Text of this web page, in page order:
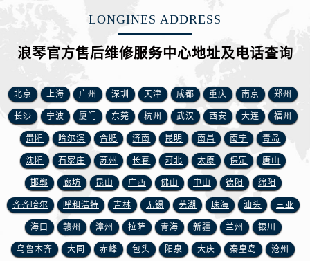
江西省九江市浔阳区浔阳路浪琴售后服务中心（需提前预约）
江西省萍乡市安源区萍安北大道与康庄路交叉口浪琴售后服务中心（需提前预约）
江西省上饶市信州区滨江西路浪琴售后服务中心（需提前预约）
江西省新余市渝水区北湖西路浪琴售后服务中心（需提前预约）
江西省宜春市袁州区中山中路浪琴售后服务中心（需提前预约）
江西省鹰潭市月湖区胜利东路浪琴售后服务中心（需提前预约）
山东省德州市德城区东风中路浪琴售后服务中心（需提前预约）
山东省东营市东营区济南路浪琴售后服务中心（需提前预约）
山东省济南市历下区经十路11111号华润中心写字楼（万象城）15层1508室浪琴售后服务中心（需提前预约）
山东省济宁市任城区太白楼路浪琴售后服务中心（需提前预约）
LONGINES ADDRESS
浪琴官方售后维修服务中心地址及电话查询
北京 上海 广州 深圳 天津 成都 重庆 南京 郑州
长沙 宁波 厦门 东莞 杭州 武汉 西安 大连 福州
贵阳 哈尔滨 合肥 济南 昆明 南昌 南宁 青岛
沈阳 石家庄 苏州 长春 河北 太原 保定 唐山
邯郸 廊坊 昆山 广西 佛山 中山 德阳 绵阳
齐齐哈尔 呼和浩特 吉林 无锡 芜湖 珠海 汕头 三亚
海口 赣州 漳州 拉萨 青海 新疆 兰州 银川
乌鲁木齐 大同 赤峰 包头 阳泉 大庆 秦皇岛 沧州